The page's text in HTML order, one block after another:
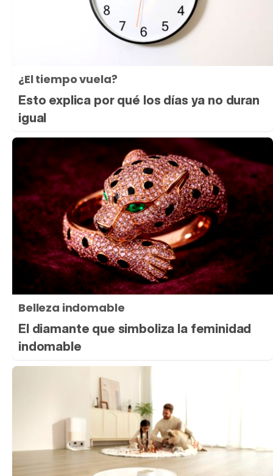
¿El tiempo vuela?
Esto explica por qué los días ya no duran
igual
Belleza indomable
El diamante que simboliza la feminidad
indomable